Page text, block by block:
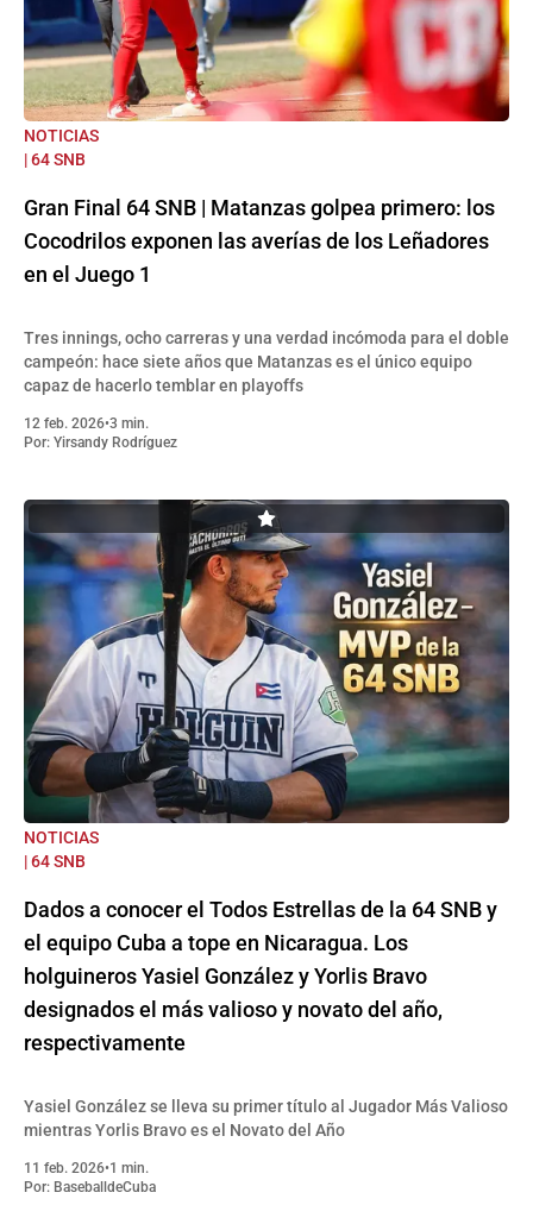
NOTICIAS
| 64 SNB
Gran Final 64 SNB | Matanzas golpea primero: los
Cocodrilos exponen las averías de los Leñadores
en el Juego 1
Tres innings, ocho carreras y una verdad incómoda para el doble
campeón: hace siete años que Matanzas es el único equipo
capaz de hacerlo temblar en playoffs
12 feb. 2026•3 min.
Por: Yirsandy Rodríguez
NOTICIAS
| 64 SNB
Dados a conocer el Todos Estrellas de la 64 SNB y
el equipo Cuba a tope en Nicaragua. Los
holguineros Yasiel González y Yorlis Bravo
designados el más valioso y novato del año,
respectivamente
Yasiel González se lleva su primer título al Jugador Más Valioso
mientras Yorlis Bravo es el Novato del Año
11 feb. 2026•1 min.
Por: BaseballdeCuba